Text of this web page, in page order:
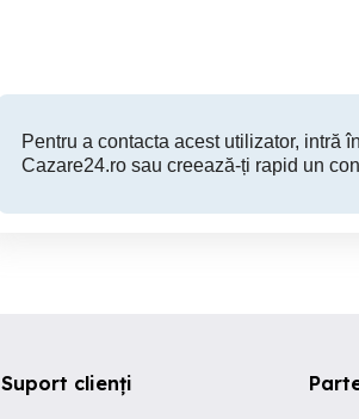
Pentru a contacta acest utilizator, intră
Cazare24.ro sau creează-ți rapid un
Suport clienți